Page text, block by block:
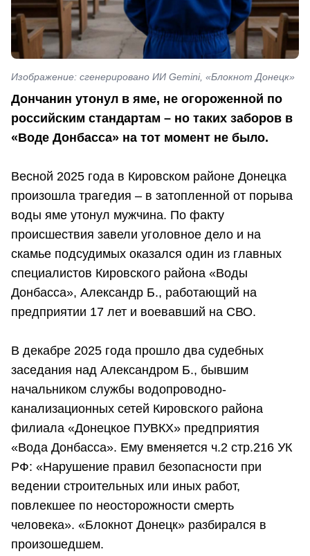
Изображение: сгенерировано ИИ Gemini, «Блокнот Донецк»
Дончанин утонул в яме, не огороженной по
российским стандартам – но таких заборов в
«Воде Донбасса» на тот момент не было.
Весной 2025 года в Кировском районе Донецка
произошла трагедия – в затопленной от порыва
воды яме утонул мужчина. По факту
происшествия завели уголовное дело и на
скамье подсудимых оказался один из главных
специалистов Кировского района «Воды
Донбасса», Александр Б., работающий на
предприятии 17 лет и воевавший на СВО.
В декабре 2025 года прошло два судебных
заседания над Александром Б., бывшим
начальником службы водопроводно-
канализационных сетей Кировского района
филиала «Донецкое ПУВКХ» предприятия
«Вода Донбасса». Ему вменяется ч.2 стр.216 УК
РФ: «Нарушение правил безопасности при
ведении строительных или иных работ,
повлекшее по неосторожности смерть
человека». «Блокнот Донецк» разбирался в
произошедшем.